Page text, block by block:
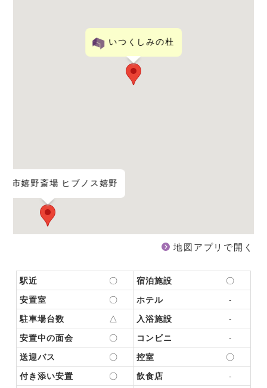
阪市嬉野斎場 ヒブノス嬉野
いつくしみの杜
地図アプリで開く
駅近 〇 宿泊施設
〇
安置室
〇 ホテル
-
駐車場台数
△ 入浴施設
-
安置中の面会
〇 コンビニ
-
送迎バス
〇 控室
〇
付き添い安置
〇 飲食店
-